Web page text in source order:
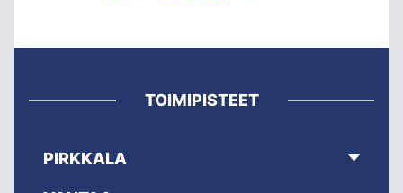
TOIMIPISTEET
PIRKKALA